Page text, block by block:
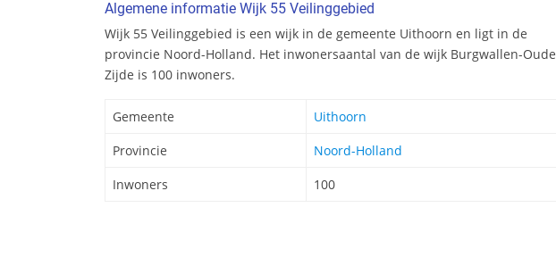
Algemene informatie Wijk 55 Veilinggebied
Wijk 55 Veilinggebied is een wijk in de gemeente Uithoorn en ligt in de
provincie Noord-Holland. Het inwonersaantal van de wijk Burgwallen-Oude
Zijde is 100 inwoners.
Gemeente
Uithoorn
Provincie
Noord-Holland
Inwoners
100